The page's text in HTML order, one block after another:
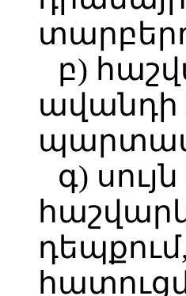
բ)
ավանդի
գ)